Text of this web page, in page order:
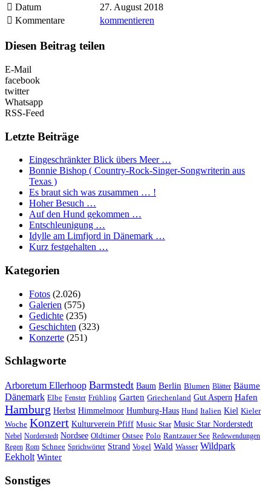
Datum
27. August 2018
Kommentare
kommentieren
Diesen Beitrag teilen
E-Mail
facebook
twitter
Whatsapp
RSS-Feed
Letzte Beiträge
Eingeschränkter Blick übers Meer …
Bonnie Bishop ( Country-Rock-Singer-Songwriterin aus
Texas )
Es braut sich was zusammen … !
Hoher Besuch …
Auf den Hund gekommen …
Entschleunigung …
Idylle am Limfjord in Dänemark …
Kurz festgehalten …
Kategorien
Fotos (2.026)
Galerien (575)
Gedichte (235)
Geschichten (323)
Konzerte (251)
Schlagworte
Arboretum Ellerhoop Barmstedt Baum Berlin Blumen Blätter Bäume
Dänemark Elbe Fenster Frühling Garten Griechenland Gut Aspern Hafen
Hamburg Herbst Himmelmoor Humburg-Haus Hund Italien Kiel Kieler
Woche Konzert Kulturverein Pfiff Music Star Music Star Norderstedt
Nebel Norderstedt Nordsee Oldtimer Ostsee Polo Rantzauer See Redewendungen
Regen Rom Schnee Sprichwörter Strand Vogel Wald Wasser Wildpark
Eekholt Winter
Sonstiges